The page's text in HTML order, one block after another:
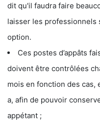
dit qu'il faudra faire
laisser les professionnels
option.
Ces postes d’appâts
doivent être contrôlées
mois en fonction des
a, afin de pouvoir
appétant ;